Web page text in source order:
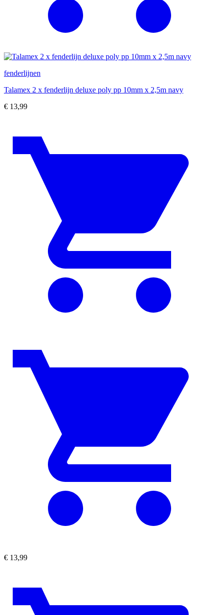
fenderlijnen
Talamex 2 x fenderlijn deluxe poly pp 10mm x 2,5m navy
€ 13,99
€ 13,99